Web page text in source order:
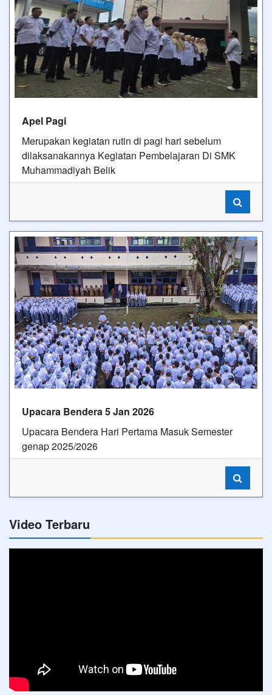
Apel Pagi
Merupakan kegiatan rutin di pagi hari sebelum
dilaksanakannya Kegiatan Pembelajaran Di SMK
Muhammadiyah Belik
Upacara Bendera 5 Jan 2026
Upacara Bendera Hari Pertama Masuk Semester
genap 2025/2026
Video Terbaru